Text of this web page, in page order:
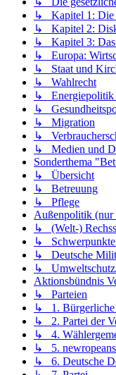
↳ Kapitel 1: Die
↳ Kapitel 2:
↳ Kapitel 3: Das
↳ Europa:
↳ Staat und
↳ Wahlrecht
↳ Energiepolitik
↳
↳ Migration
↳
↳ Medien und
Sonderthema
↳ Übersicht
↳ Betreuung
↳ Pflege
Außenpolitik (nur
↳ (Welt-)
↳ Schwerpunkte
↳ Deutsche
↳
Aktionsbündnis
↳ Parteien
↳ 1. Bürgerliche
↳ 2. Partei der
↳ 4.
↳ 5. newropeans
↳ 6. Deutsche